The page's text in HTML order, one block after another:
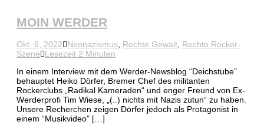
MOIN WERDER
Okt. 6, 2022 Neonazismus, Rechte Gewalt, Rechte Rocker-
Szene
Lesezeit 2 Minuten
In einem Interview mit dem Werder-Newsblog “Deichstube”
behauptet Heiko Dörfer, Bremer Chef des militanten
Rockerclubs „Radikal Kameraden“ und enger Freund von Ex-
Werderprofi Tim Wiese, „(..) nichts mit Nazis zutun“ zu haben.
Unsere Recherchen zeigen Dörfer jedoch als Protagonist in
einem “Musikvideo” […]